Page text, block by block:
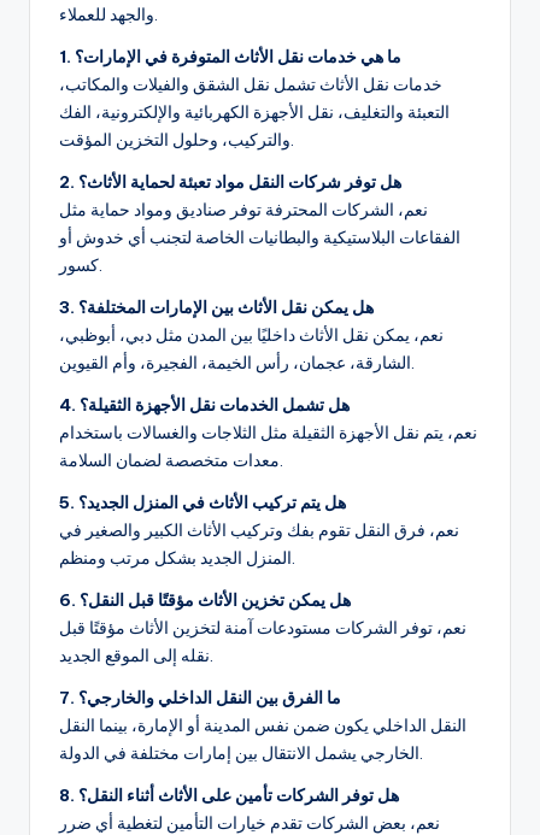
والجهد للعملاء.
1. ما هي خدمات نقل الأثاث المتوفرة في الإمارات؟
خدمات نقل الأثاث تشمل نقل الشقق والفيلات والمكاتب،
التعبئة والتغليف، نقل الأجهزة الكهربائية والإلكترونية، الفك
والتركيب، وحلول التخزين المؤقت.
2. هل توفر شركات النقل مواد تعبئة لحماية الأثاث؟
نعم، الشركات المحترفة توفر صناديق ومواد حماية مثل
الفقاعات البلاستيكية والبطانيات الخاصة لتجنب أي خدوش أو
كسور.
3. هل يمكن نقل الأثاث بين الإمارات المختلفة؟
نعم، يمكن نقل الأثاث داخليًا بين المدن مثل دبي، أبوظبي،
الشارقة، عجمان، رأس الخيمة، الفجيرة، وأم القيوين.
4. هل تشمل الخدمات نقل الأجهزة الثقيلة؟
نعم، يتم نقل الأجهزة الثقيلة مثل الثلاجات والغسالات باستخدام
معدات متخصصة لضمان السلامة.
5. هل يتم تركيب الأثاث في المنزل الجديد؟
نعم، فرق النقل تقوم بفك وتركيب الأثاث الكبير والصغير في
المنزل الجديد بشكل مرتب ومنظم.
6. هل يمكن تخزين الأثاث مؤقتًا قبل النقل؟
نعم، توفر الشركات مستودعات آمنة لتخزين الأثاث مؤقتًا قبل
نقله إلى الموقع الجديد.
7. ما الفرق بين النقل الداخلي والخارجي؟
النقل الداخلي يكون ضمن نفس المدينة أو الإمارة، بينما النقل
الخارجي يشمل الانتقال بين إمارات مختلفة في الدولة.
8. هل توفر الشركات تأمين على الأثاث أثناء النقل؟
نعم، بعض الشركات تقدم خيارات التأمين لتغطية أي ضرر